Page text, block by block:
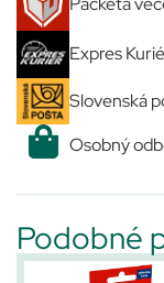
Expres
Slovenská
Osobný
Podobné